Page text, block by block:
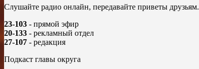
Слушайте радио онлайн, передавайте приветы друзьям.
23-103 - прямой эфир
20-133 - рекламный отдел
27-107 - редакция
Подкаст главы округа